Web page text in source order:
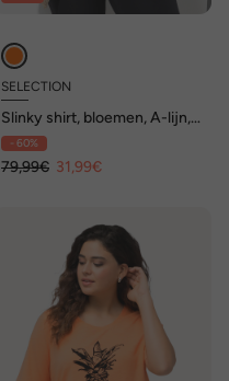
SELECTION
Slinky shirt, bloemen, A-lijn,
V-hals, korte mouw
- 60%
79,99€ 31,99€